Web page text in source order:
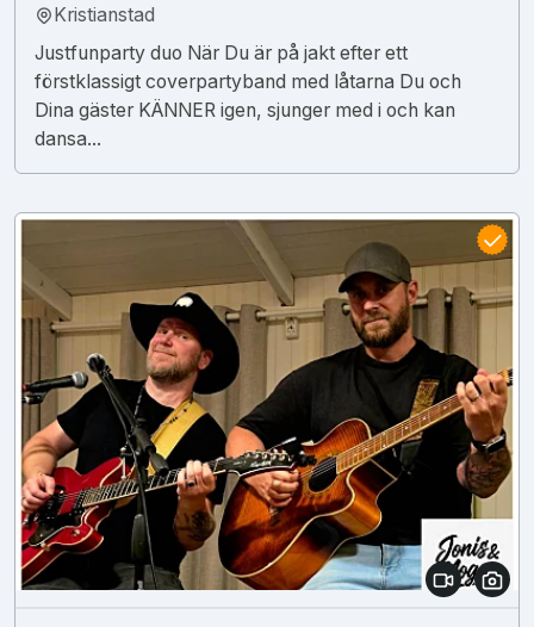
Kristianstad
Justfunparty duo När Du är på jakt efter ett
förstklassigt coverpartyband med låtarna Du och
Dina gäster KÄNNER igen, sjunger med i och kan
dansa...